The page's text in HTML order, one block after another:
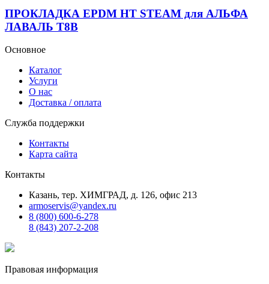
ПРОКЛАДКА EPDM HT STEAM для АЛЬФА
ЛАВАЛЬ T8B
Основное
Каталог
Услуги
О нас
Доставка / оплата
Служба поддержки
Контакты
Карта сайта
Контакты
Казань, тер. ХИМГРАД, д. 126, офис 213
armoservis@yandex.ru
8 (800) 600-6-278
8 (843) 207-2-208
Правовая информация